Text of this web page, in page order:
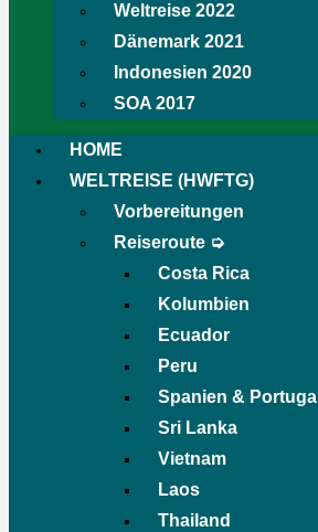
Weltreise 2022
Dänemark 2021
Indonesien 2020
SOA 2017
HOME
WELTREISE (HWFTG)
Vorbereitungen
Reiseroute ➭
Costa Rica
Kolumbien
Ecuador
Peru
Spanien & Portugal
Sri Lanka
Vietnam
Laos
Thailand